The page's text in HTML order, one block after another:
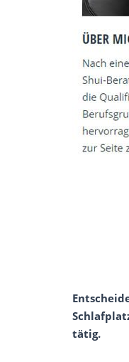
tätig.